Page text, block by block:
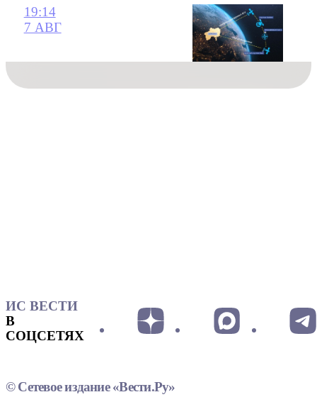
19:14
7 АВГ
ИС ВЕСТИ
В
СОЦСЕТЯХ
© Сетевое издание «Вести.Ру»